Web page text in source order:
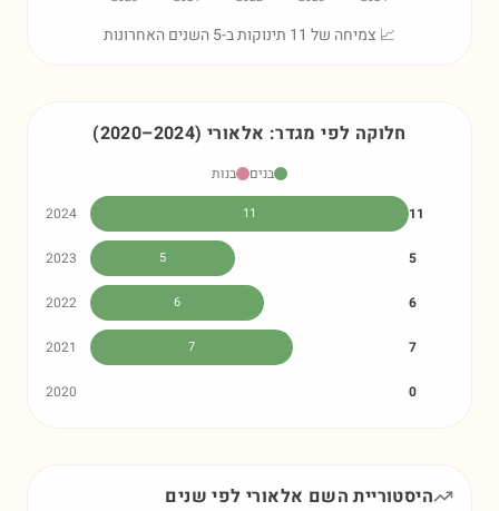
📈 צמיחה של 11 תינוקות ב-5 השנים האחרונות
חלוקה לפי מגדר: אלאורי (2020–2024)
בנים
בנות
2024
11 11
2023 5 5
2022 6 6
2021 7 7
2020 0
היסטוריית השם אלאורי לפי שנים